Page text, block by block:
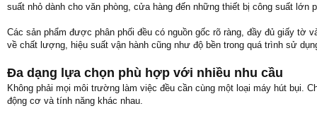
suất nhỏ dành cho văn phòng, cửa hàng đến những thiết bị công suất
Các sản phẩm được phân phối đều có nguồn gốc rõ ràng, đầy đủ giấy tờ
về chất lượng, hiệu suất vận hành cũng như độ bền trong quá trình sử
Đa dạng lựa chọn phù hợp với nhiều nhu cầu
Không phải mọi môi trường làm việc đều cần cùng một loại máy hút bụi.
động cơ và tính năng khác nhau.